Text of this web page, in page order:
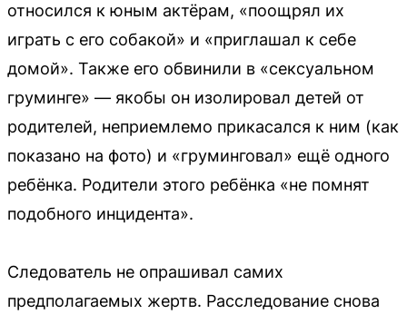
относился к юным актёрам, «поощрял их
играть с его собакой» и «приглашал к себе
домой». Также его обвинили в «сексуальном
груминге» — якобы он изолировал детей от
родителей, неприемлемо прикасался к ним (как
показано на фото) и «груминговал» ещё одного
ребёнка. Родители этого ребёнка «не помнят
подобного инцидента».
Следователь не опрашивал самих
предполагаемых жертв. Расследование снова